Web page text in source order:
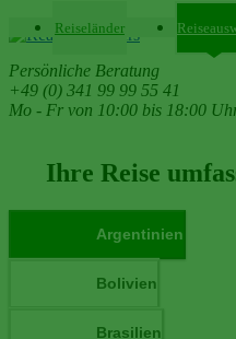
Persönliche Beratung
+49 (0) 341 99 99 55 41
Mo - Fr von 10:00 bis 18:00
Reiseländer
Ihre Reise
Argentinien
Bolivien
Brasilien